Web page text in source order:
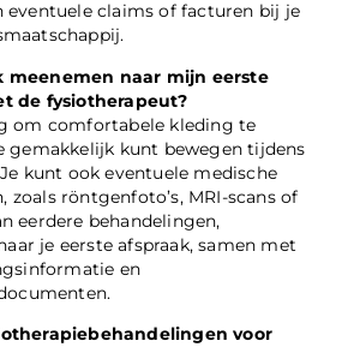
eventuele claims of facturen bij je
meenemen naar mijn eerste
de fysiotherapeut?
om comfortabele kleding te
gemakkelijk kunt bewegen tijdens
kunt ook eventuele medische
zoals röntgenfoto’s, MRI-scans of
eerdere behandelingen,
je eerste afspraak, samen met
en
voor